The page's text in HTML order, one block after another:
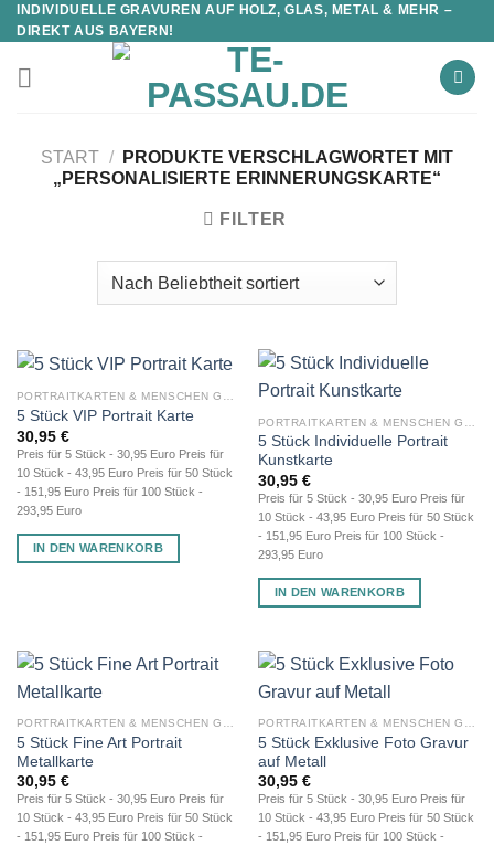
INDIVIDUELLE GRAVUREN AUF HOLZ, GLAS, METAL & MEHR –
DIREKT AUS BAYERN!
START /
PRODUKTE VERSCHLAGWORTET MIT
„PERSONALISIERTE ERINNERUNGSKARTE“
FILTER
5 Stück VIP Portrait Karte
30,95 €
Preis für 5 Stück - 30,95 Euro Preis für
10 Stück - 43,95 Euro Preis für 50 Stück
- 151,95 Euro Preis für 100 Stück -
293,95 Euro
IN DEN WARENKORB
5 Stück Individuelle Portrait
Kunstkarte
30,95 €
Preis für 5 Stück - 30,95 Euro Preis für
10 Stück - 43,95 Euro Preis für 50 Stück
- 151,95 Euro Preis für 100 Stück -
293,95 Euro
IN DEN WARENKORB
5 Stück Fine Art Portrait
Metallkarte
30,95 €
Preis für 5 Stück - 30,95 Euro Preis für
10 Stück - 43,95 Euro Preis für 50 Stück
- 151,95 Euro Preis für 100 Stück -
5 Stück Exklusive Foto Gravur
auf Metall
30,95 €
Preis für 5 Stück - 30,95 Euro Preis für
10 Stück - 43,95 Euro Preis für 50 Stück
- 151,95 Euro Preis für 100 Stück -